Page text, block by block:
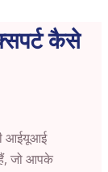
कैसे
आईयूआई
जो आपके